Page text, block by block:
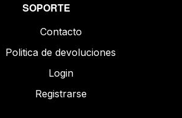
SOPORTE
Contacto
Politica de devoluciones
Login
Registrarse